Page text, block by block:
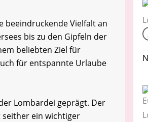
beeindruckende Vielfalt an
bis zu den Gipfeln der
beliebten Ziel für
für entspannte Urlaube
Lombardei geprägt. Der
seither ein wichtiger